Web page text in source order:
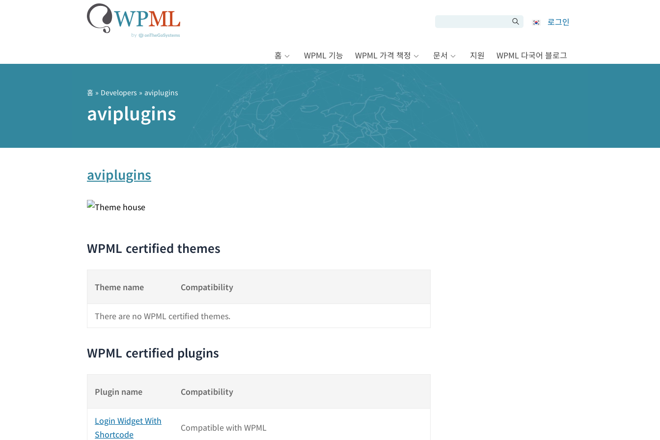
기
로그인
홈 WPML 기능 WPML 가격 책정 문서 지원 WPML 다국어 블로그
홈 » Developers » aviplugins
aviplugins
aviplugins
WPML certified themes
Theme name Compatibility
There are no WPML certified themes.
WPML certified plugins
Plugin name Compatibility
Login Widget With
Shortcode
Compatible with WPML